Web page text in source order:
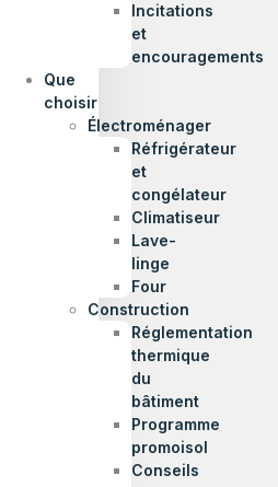
Incitations
et
encouragements
Que
choisir
Électroménager
Réfrigérateur
et
congélateur
Climatiseur
Lave-
linge
Four
Construction
Réglementation
thermique
du
bâtiment
Programme
promoisol
Conseils